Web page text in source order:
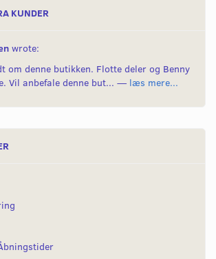
KUNDER
wrote:
om denne butikken. Flotte deler og Benny
Vil anbefale denne but... — læs mere...